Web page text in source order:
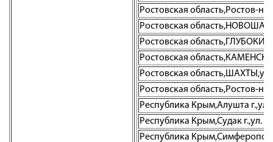
Ростовская область,Ростов-
Ростовская
Ростовская
Ростовская
Ростовская
Ростовская область,Ростов-
Республика Крым,Алушта г.,ул.
Республика Крым,Судак г.,ул.
Республика